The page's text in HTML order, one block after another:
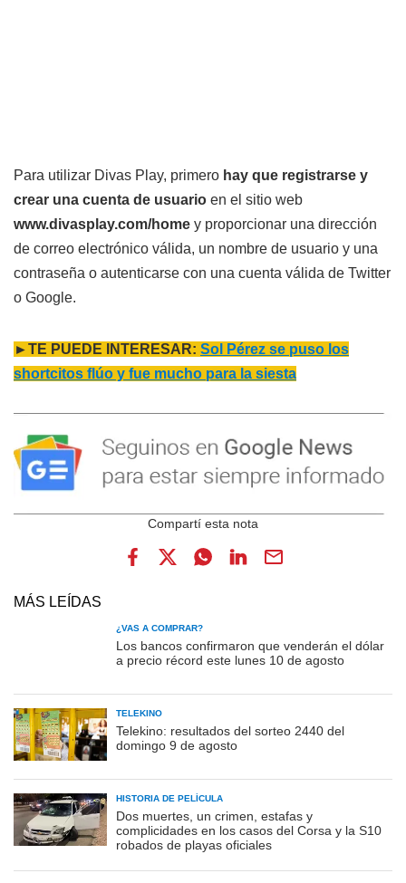
Para utilizar Divas Play, primero hay que registrarse y
crear una cuenta de usuario en el sitio web
www.divasplay.com/home y proporcionar una dirección
de correo electrónico válida, un nombre de usuario y una
contraseña o autenticarse con una cuenta válida de Twitter
o Google.
►TE PUEDE INTERESAR: Sol Pérez se puso los
shortcitos flúo y fue mucho para la siesta
MÁS LEÍDAS
¿VAS A COMPRAR?
Los bancos confirmaron que venderán el dólar
a precio récord este lunes 10 de agosto
TELEKINO
Telekino: resultados del sorteo 2440 del
domingo 9 de agosto
HISTORIA DE PELÍCULA
Dos muertes, un crimen, estafas y
complicidades en los casos del Corsa y la S10
robados de playas oficiales